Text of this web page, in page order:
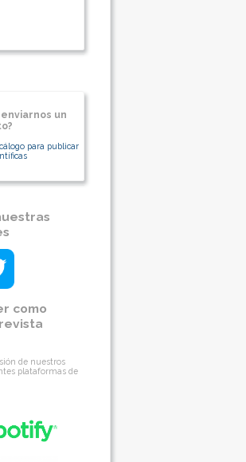
de este autor]
Hospital
Chile
un
para publicar
como
de nuestros
plataformas de